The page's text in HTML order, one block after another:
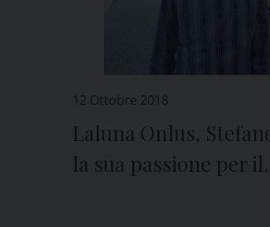
12 Ottobre 2018
Laluna Onlus,
la sua passione per il